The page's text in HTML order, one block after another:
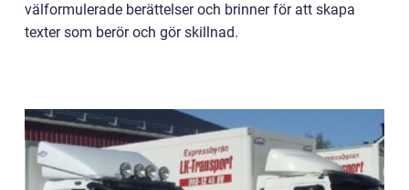
välformulerade berättelser och brinner för att skapa
texter som berör och gör skillnad.